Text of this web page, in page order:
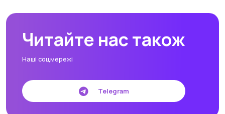
Читайте нас також
Наші соцмережі
Telegram